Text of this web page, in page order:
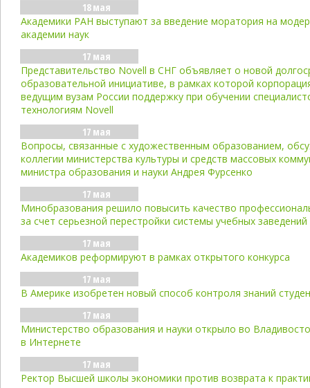
18 мая
Академики РАН выступают за введение моратория на
академии наук
17 мая
Представительство Novell в СНГ объявляет о новой
образовательной инициативе, в рамках которой
ведущим вузам России поддержку при обучении
технологиям Novell
17 мая
Вопросы, связанные с художественным образованием,
коллегии министерства культуры и средств массовых
министра образования и науки Андрея Фурсенко
17 мая
Минобразования решило повысить качество
за счет серьезной перестройки системы учебных заведений
17 мая
Академиков реформируют в рамках открытого конкурса
17 мая
В Америке изобретен новый способ контроля знаний
17 мая
Министерство образования и науки открыло во
в Интернете
17 мая
Ректор Высшей школы экономики против возврата к